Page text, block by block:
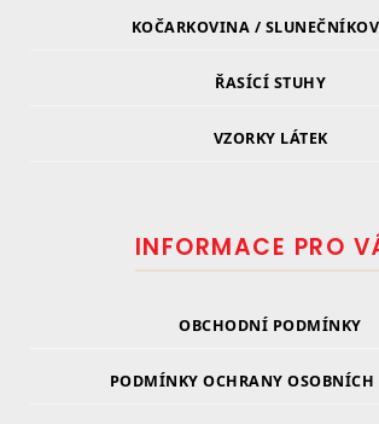
KOČARKOVINA /
ŘASÍCÍ STUHY
VZORKY LÁTEK
INFORMACE PRO
OBCHODNÍ PODMÍNKY
PODMÍNKY OCHRANY OSOBNÍCH